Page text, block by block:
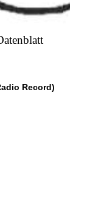
Record)